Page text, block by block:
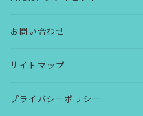
お問い合わせ
サイトマップ
プライバシーポリシー